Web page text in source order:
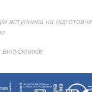
вступника на підготовче